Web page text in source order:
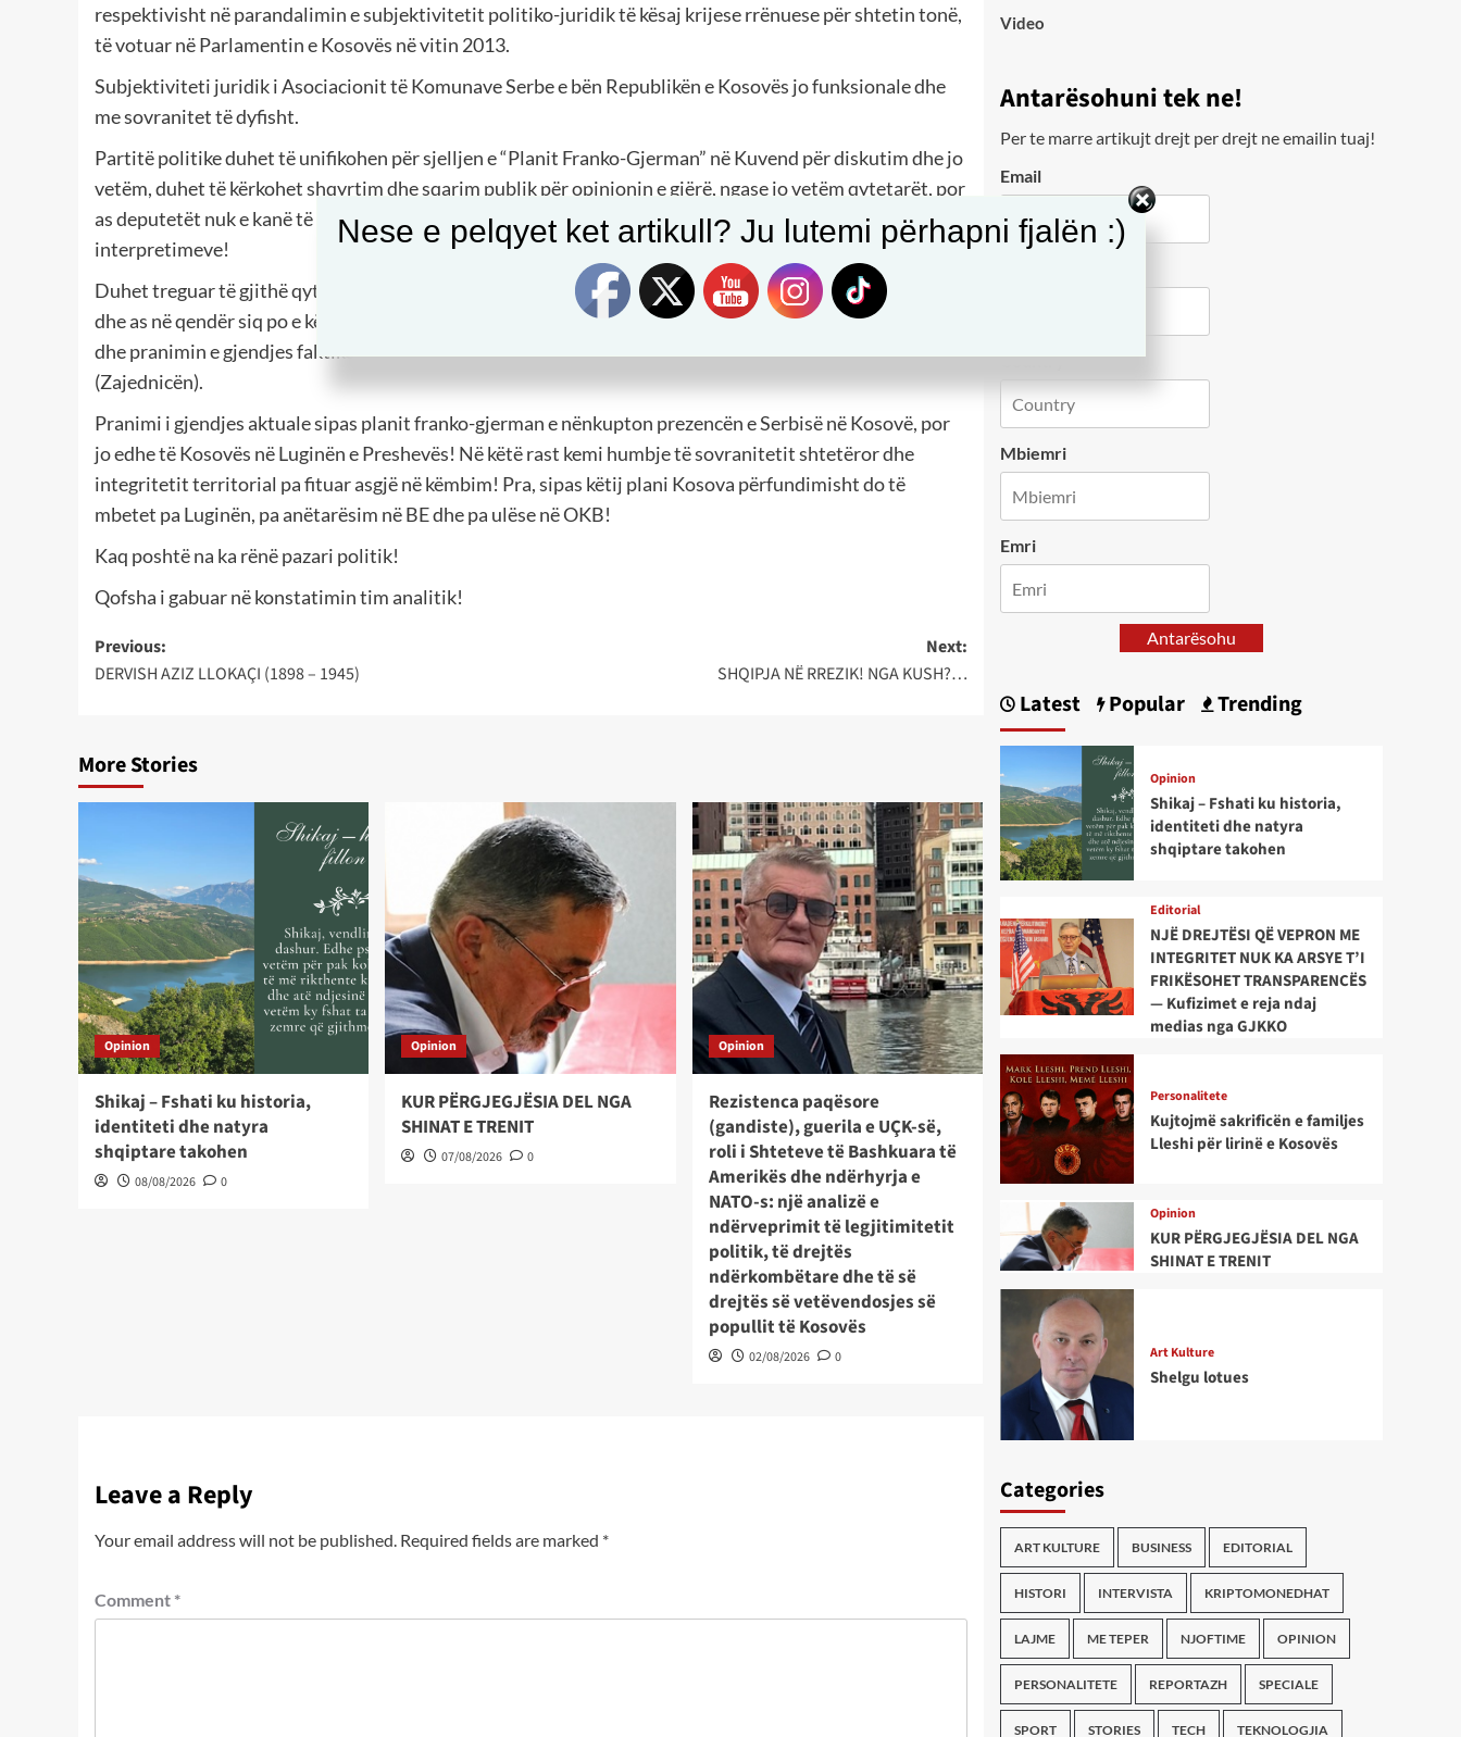
respektivisht në parandalimin e subjektivitetit politiko-juridik të kësaj krijese rrënuese për shtetin tonë,
të votuar në Parlamentin e Kosovës në vitin 2013.
Subjektiviteti juridik i Asociacionit të Komunave Serbe e bën Republikën e Kosovës jo funksionale dhe
me sovranitet të dyfisht.
Partitë politike duhet të unifikohen për sjelljen e “Planit Franko-Gjerman” në Kuvend për diskutim dhe jo
vetëm, duhet të kërkohet shqyrtim dhe sqarim publik për opinionin e gjërë, ngase jo vetëm qytetarët, por
as deputetët nuk e kanë të kjartë se çafrë përmban në esencë ky plan konfuz dhe me dualizëm të
interpretimeve!
Duhet treguar të gjithë qytetarëve të vendit se plani franko-gjerman nuk e parasheh njohjen reciproke
dhe as në qendër siq po e kërkon kryeministri ynë! Në fakt, plani franko-gjerman për synim e ka njohjen
dhe pranimin e gjendjes faktike, me theks të veçantë realitetin e krijuar në veri me Asociacionin
(Zajednicën).
Pranimi i gjendjes aktuale sipas planit franko-gjerman e nënkupton prezencën e Serbisë në Kosovë, por
jo edhe të Kosovës në Luginën e Preshevës! Në këtë rast kemi humbje të sovranitetit shtetëror dhe
integritetit territorial pa fituar asgjë në këmbim! Pra, sipas këtij plani Kosova përfundimisht do të
mbetet pa Luginën, pa anëtarësim në BE dhe pa ulëse në OKB!
Kaq poshtë na ka rënë pazari politik!
Qofsha i gabuar në konstatimin tim analitik!
Post
navigation
Previous:
DERVISH AZIZ LLOKAÇI (1898 – 1945)
Next:
SHQIPJA NË RREZIK! NGA KUSH?…
More Stories
Opinion
Shikaj – Fshati ku historia,
identiteti dhe natyra
shqiptare takohen
08/08/2026 0
Opinion
KUR PËRGJEGJËSIA DEL NGA
SHINAT E TRENIT
07/08/2026 0
Opinion
Rezistenca paqësore
(gandiste), guerila e UÇK-së,
roli i Shteteve të Bashkuara të
Amerikës dhe ndërhyrja e
NATO-s: një analizë e
ndërveprimit të legjitimitetit
politik, të drejtës
ndërkombëtare dhe të së
drejtës së vetëvendosjes së
popullit të Kosovës
02/08/2026 0
Leave a Reply
Your email address will not be published. Required fields are marked *
Comment *
Video
Antarësohuni tek ne!
Per te marre artikujt drejt per drejt ne emailin tuaj!
Email
Country
Mbiemri
Emri
Antarësohu
Latest Popular Trending
Opinion
Shikaj – Fshati ku historia,
identiteti dhe natyra
shqiptare takohen
Editorial
NJË DREJTËSI QË VEPRON ME
INTEGRITET NUK KA ARSYE T’I
FRIKËSOHET TRANSPARENCËS
— Kufizimet e reja ndaj
medias nga GJKKO
Personalitete
Kujtojmë sakrificën e familjes
Lleshi për lirinë e Kosovës
Opinion
KUR PËRGJEGJËSIA DEL NGA
SHINAT E TRENIT
Art Kulture
Shelgu lotues
Categories
ART KULTURE BUSINESS EDITORIAL
HISTORI INTERVISTA KRIPTOMONEDHAT
LAJME ME TEPER NJOFTIME OPINION
PERSONALITETE REPORTAZH SPECIALE
SPORT STORIES TECH TEKNOLOGJIA
Nese e pelqyet ket artikull? Ju lutemi përhapni fjalën :)